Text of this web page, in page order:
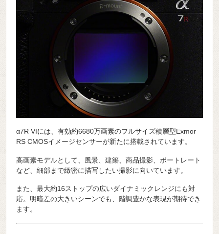
α7R VIには、有効約6680万画素のフルサイズ積層型Exmor
RS CMOSイメージセンサーが新たに搭載されています。
高画素モデルとして、風景、建築、商品撮影、ポートレート
など、細部まで緻密に描写したい撮影に向いています。
また、最大約16ストップの広いダイナミックレンジにも対
応。明暗差の大きいシーンでも、階調豊かな表現が期待でき
ます。